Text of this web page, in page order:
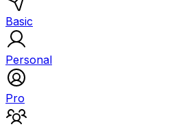
Basic
Personal
Pro